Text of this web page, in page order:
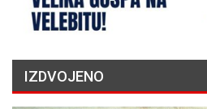
IZDVOJENO